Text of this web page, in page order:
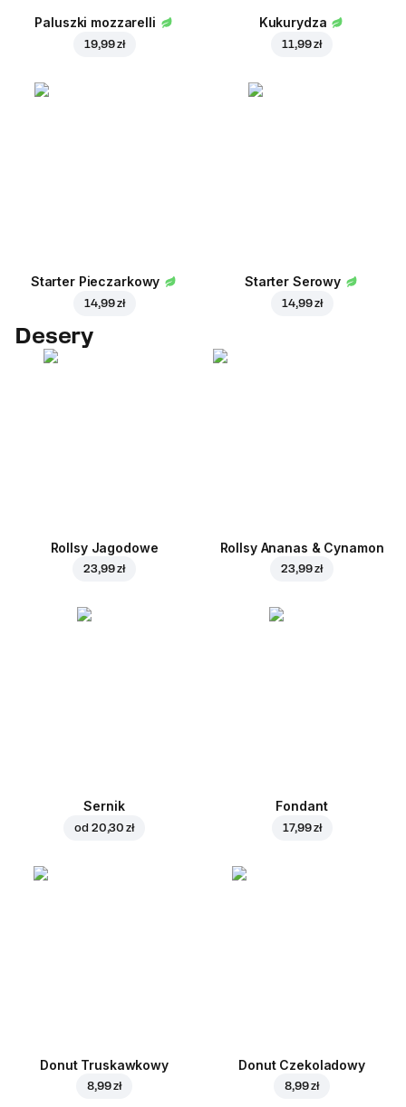
Paluszki mozzarelli
19,99 zł
Kukurydza
11,99 zł
Starter Pieczarkowy
14,99 zł
Starter Serowy
14,99 zł
Desery
Rollsy Jagodowe
23,99 zł
Rollsy Ananas & Cynamon
23,99 zł
Sernik
od 20,30 zł
Fondant
17,99 zł
Donut Truskawkowy
8,99 zł
Donut Czekoladowy
8,99 zł